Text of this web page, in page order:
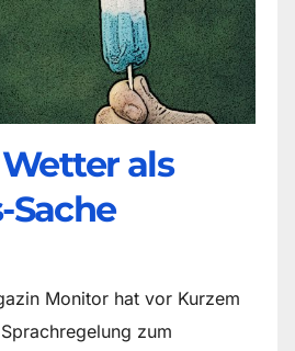
als
Sache
Monitor hat vor Kurzem
zum